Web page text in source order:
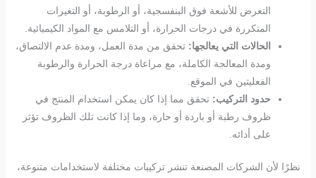
التعرض للأشعة فوق البنفسجية، أو الرطوبة، أو التغيرات
المتكررة في درجات الحرارة، أو التلامس مع المواد الكيميائية.
الحالات التي يعالجها: تحقق من مدة العمل، ومدة عدم الالتصاق،
ومدة المعالجة الكاملة، مع مراعاة درجة الحرارة والرطوبة
الفعليتين في الموقع.
حدود التركيب: تحقق مما إذا كان يمكن استخدام المنتج في
ظروف رطبة أو باردة أو حارة، وما إذا كانت تلك الظروف تؤثر
على أدائه.
نظرًا لأن الشركات المصنعة تنشر تركيبات مختلفة لاستخدامات متنوعة،